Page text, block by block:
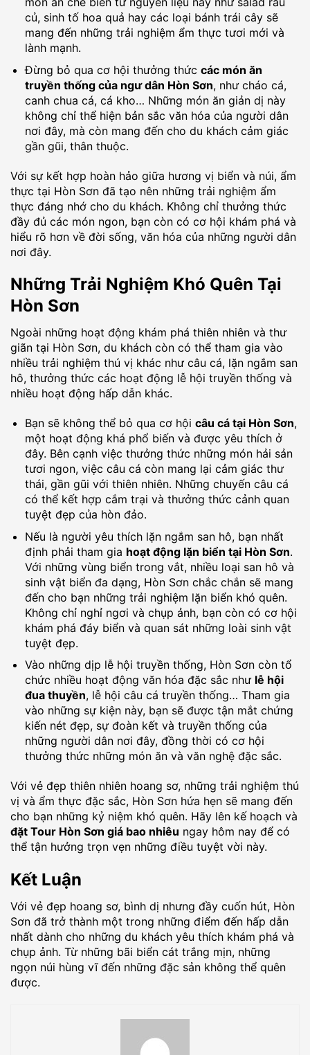
củ, sinh tố hoa quả hay các loại bánh trái cây sẽ
mang đến những trải nghiệm ẩm thực tươi mới và
lành mạnh.
Đừng bỏ qua cơ hội thưởng thức các món ăn
truyền thống của ngư dân Hòn Sơn, như cháo cá,
canh chua cá, cá kho… Những món ăn giản dị này
không chỉ thể hiện bản sắc văn hóa của người dân
nơi đây, mà còn mang đến cho du khách cảm giác
gần gũi, thân thuộc.
Với sự kết hợp hoàn hảo giữa hương vị biển và núi, ẩm
thực tại Hòn Sơn đã tạo nên những trải nghiệm ẩm
thực đáng nhớ cho du khách. Không chỉ thưởng thức
đầy đủ các món ngon, bạn còn có cơ hội khám phá và
hiểu rõ hơn về đời sống, văn hóa của những người dân
nơi đây.
Những Trải Nghiệm Khó Quên Tại
Hòn Sơn
Ngoài những hoạt động khám phá thiên nhiên và thư
giãn tại Hòn Sơn, du khách còn có thể tham gia vào
nhiều trải nghiệm thú vị khác như câu cá, lặn ngắm san
hô, thưởng thức các hoạt động lễ hội truyền thống và
nhiều hoạt động hấp dẫn khác.
Bạn sẽ không thể bỏ qua cơ hội câu cá tại Hòn Sơn,
một hoạt động khá phổ biến và được yêu thích ở
đây. Bên cạnh việc thưởng thức những món hải sản
tươi ngon, việc câu cá còn mang lại cảm giác thư
thái, gần gũi với thiên nhiên. Những chuyến câu cá
có thể kết hợp cắm trại và thưởng thức cảnh quan
tuyệt đẹp của hòn đảo.
Nếu là người yêu thích lặn ngắm san hô, bạn nhất
định phải tham gia hoạt động lặn biển tại Hòn Sơn.
Với những vùng biển trong vắt, nhiều loại san hô và
sinh vật biển đa dạng, Hòn Sơn chắc chắn sẽ mang
đến cho bạn những trải nghiệm lặn biển khó quên.
Không chỉ nghỉ ngơi và chụp ảnh, bạn còn có cơ hội
khám phá đáy biển và quan sát những loài sinh vật
tuyệt đẹp.
Vào những dịp lễ hội truyền thống, Hòn Sơn còn tổ
chức nhiều hoạt động văn hóa đặc sắc như lễ hội
đua thuyền, lễ hội câu cá truyền thống… Tham gia
vào những sự kiện này, bạn sẽ được tận mắt chứng
kiến nét đẹp, sự đoàn kết và truyền thống của
những người dân nơi đây, đồng thời có cơ hội
thưởng thức những món ăn và văn nghệ đặc sắc.
Với vẻ đẹp thiên nhiên hoang sơ, những trải nghiệm thú
vị và ẩm thực đặc sắc, Hòn Sơn hứa hẹn sẽ mang đến
cho bạn những kỷ niệm khó quên. Hãy lên kế hoạch và
đặt Tour Hòn Sơn giá bao nhiêu ngay hôm nay để có
thể tận hưởng trọn vẹn những điều tuyệt vời này.
Kết Luận
Với vẻ đẹp hoang sơ, bình dị nhưng đầy cuốn hút, Hòn
Sơn đã trở thành một trong những điểm đến hấp dẫn
nhất dành cho những du khách yêu thích khám phá và
chụp ảnh. Từ những bãi biển cát trắng mịn, những
ngọn núi hùng vĩ đến những đặc sản không thể quên
được.